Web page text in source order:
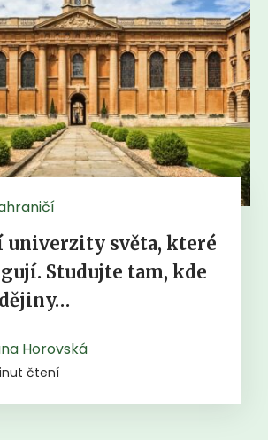
univerzity světa, které
Studujte tam, kde
Horovská
čtení